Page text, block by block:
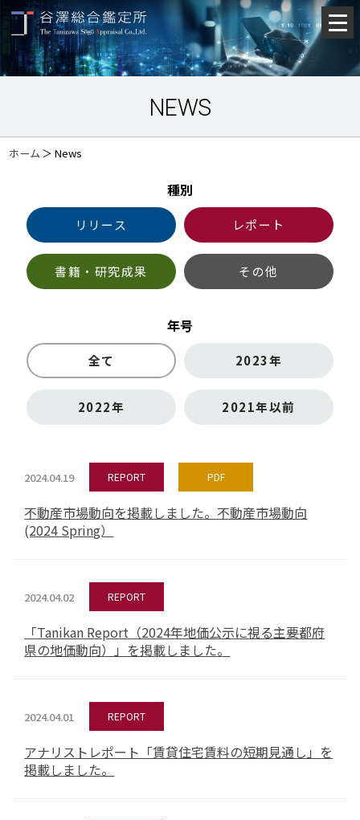
NEWS
ホーム ＞ News
種別
リリース レポート
書籍・研究成果 その他
年号
全て 2023年
2022年 2021年以前
2024.04.19 REPORT PDF
不動産市場動向を掲載しました。不動産市場動向
(2024 Spring）
2024.04.02 REPORT
「Tanikan Report（2024年地価公示に視る主要都府
県の地価動向）」を掲載しました。
2024.04.01 REPORT
アナリストレポート「賃貸住宅賃料の短期見通し」を
掲載しました。